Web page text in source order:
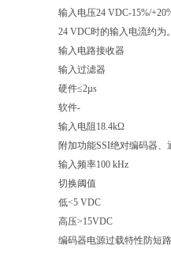
输入电压24 VDC-15%/
24 VDC时的输入电流约为
输入电路接收器
输入过滤器
硬件≤2µs
软件-
输入电阻18.4kΩ
附加功能SSI绝对编码器
输入频率100 kHz
切换阈值
低<5 VDC
高压>15VDC
编码器电源过载特性防短